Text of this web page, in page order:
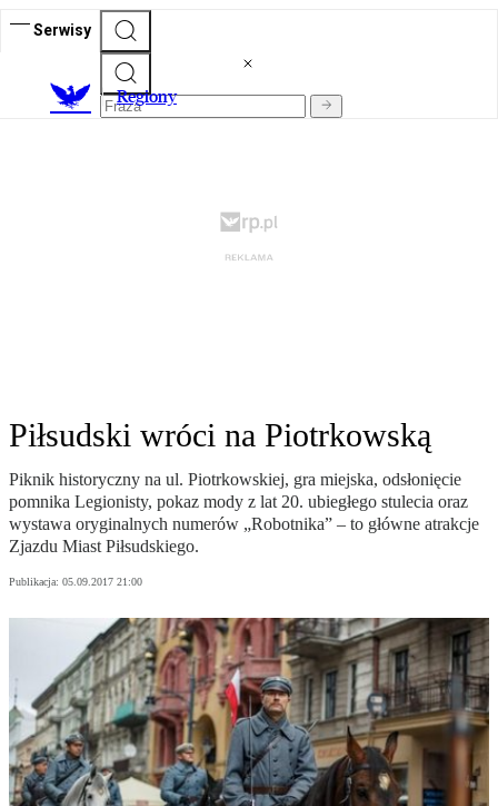
Serwisy
Regiony
Piłsudski wróci na Piotrkowską
Piknik historyczny na ul. Piotrkowskiej, gra miejska, odsłonięcie
pomnika Legionisty, pokaz mody z lat 20. ubiegłego stulecia oraz
wystawa oryginalnych numerów „Robotnika” – to główne atrakcje
Zjazdu Miast Piłsudskiego.
Publikacja: 05.09.2017 21:00